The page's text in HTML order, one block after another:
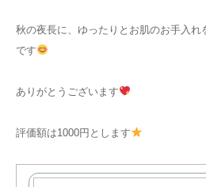
秋の夜長に、ゆったりとお肌のお手入
です
ありがとうございます
評価額は1000円とします